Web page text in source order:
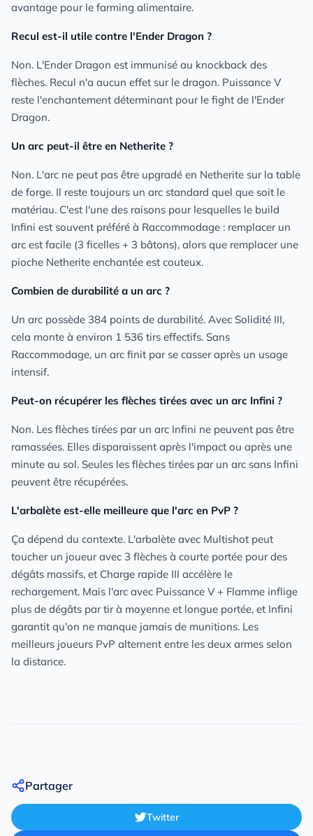
avantage pour le farming alimentaire.
Recul est-il utile contre l'Ender Dragon ?
Non. L'Ender Dragon est immunisé au knockback des
flèches. Recul n'a aucun effet sur le dragon. Puissance V
reste l'enchantement déterminant pour le fight de l'Ender
Dragon.
Un arc peut-il être en Netherite ?
Non. L'arc ne peut pas être upgradé en Netherite sur la table
de forge. Il reste toujours un arc standard quel que soit le
matériau. C'est l'une des raisons pour lesquelles le build
Infini est souvent préféré à Raccommodage : remplacer un
arc est facile (3 ficelles + 3 bâtons), alors que remplacer une
pioche Netherite enchantée est couteux.
Combien de durabilité a un arc ?
Un arc possède 384 points de durabilité. Avec Solidité III,
cela monte à environ 1 536 tirs effectifs. Sans
Raccommodage, un arc finit par se casser après un usage
intensif.
Peut-on récupérer les flèches tirées avec un arc Infini ?
Non. Les flèches tirées par un arc Infini ne peuvent pas être
ramassées. Elles disparaissent après l'impact ou après une
minute au sol. Seules les flèches tirées par un arc sans Infini
peuvent être récupérées.
L'arbalète est-elle meilleure que l'arc en PvP ?
Ça dépend du contexte. L'arbalète avec Multishot peut
toucher un joueur avec 3 flèches à courte portée pour des
dégâts massifs, et Charge rapide III accélère le
rechargement. Mais l'arc avec Puissance V + Flamme inflige
plus de dégâts par tir à moyenne et longue portée, et Infini
garantit qu'on ne manque jamais de munitions. Les
meilleurs joueurs PvP alternent entre les deux armes selon
la distance.
Partager
Twitter